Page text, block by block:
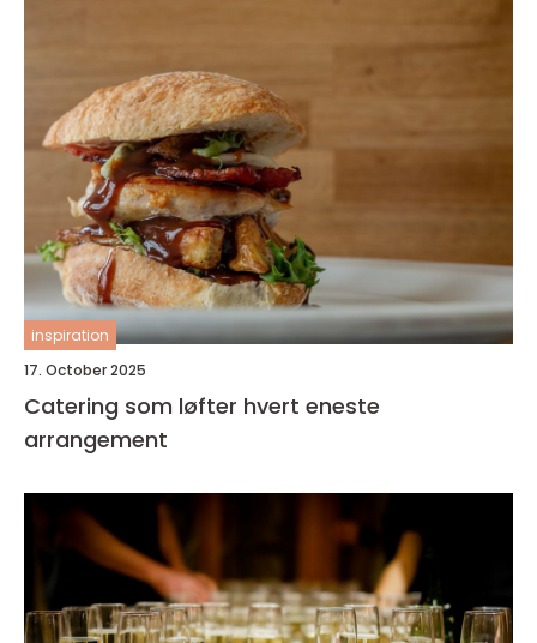
inspiration
17. October 2025
Catering som løfter hvert eneste
arrangement